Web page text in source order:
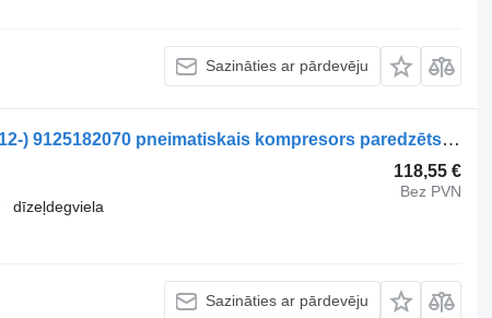
Sazināties ar pārdevēju
WABCO VDL, WABCO Citea XLE (01.12-) 9125182070 pneimatiskais kompresors paredzēts VDL Jonckheere Transit 2000 (2005-2013) autobusa
118,55 €
Bez PVN
dīzeļdegviela
Sazināties ar pārdevēju